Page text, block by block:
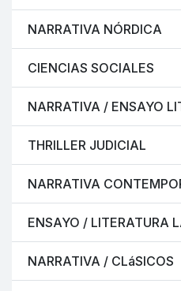
NARRATIVA NÓRDICA
CIENCIAS SOCIALES
NARRATIVA / ENSAYO
THRILLER JUDICIAL
NARRATIVA
ENSAYO / LITERATURA
NARRATIVA / CLáSICOS